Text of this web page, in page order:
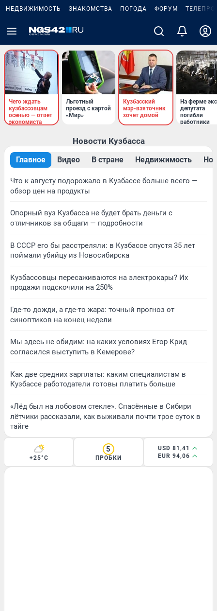
НЕДВИЖИМОСТЬ ЗНАКОМСТВА ПОГОДА ФОРУМ
Чего ждать
кузбассовцам
осенью — ответ
экономиста
Льготный
проезд с картой
«Мир»
Кузбасский
мэр-взяточник
хочет домой
На ферме
депутата
погибли
работники
Новости Кузбасса
Главное Видео В стране Недвижимость
Что к августу подорожало в Кузбассе больше всего —
обзор цен на продукты
Опорный вуз Кузбасса не будет брать деньги с
отличников за общаги — подробности
В СССР его бы расстреляли: в Кузбассе спустя 35 лет
поймали убийцу из Новосибирска
Кузбассовцы пересаживаются на электрокары? Их
продажи подскочили на 250%
Где-то дожди, а где-то жара: точный прогноз от
синоптиков на конец недели
Мы здесь не обидим: на каких условиях Егор Крид
согласился выступить в Кемерове?
Как две средних зарплаты: каким специалистам в
Кузбассе работодатели готовы платить больше
«Лёд был на лобовом стекле». Спасённые в Сибири
лётчики рассказали, как выживали почти трое суток в
тайге
+25°C
5
ПРОБКИ
USD 81,41
EUR 94,06